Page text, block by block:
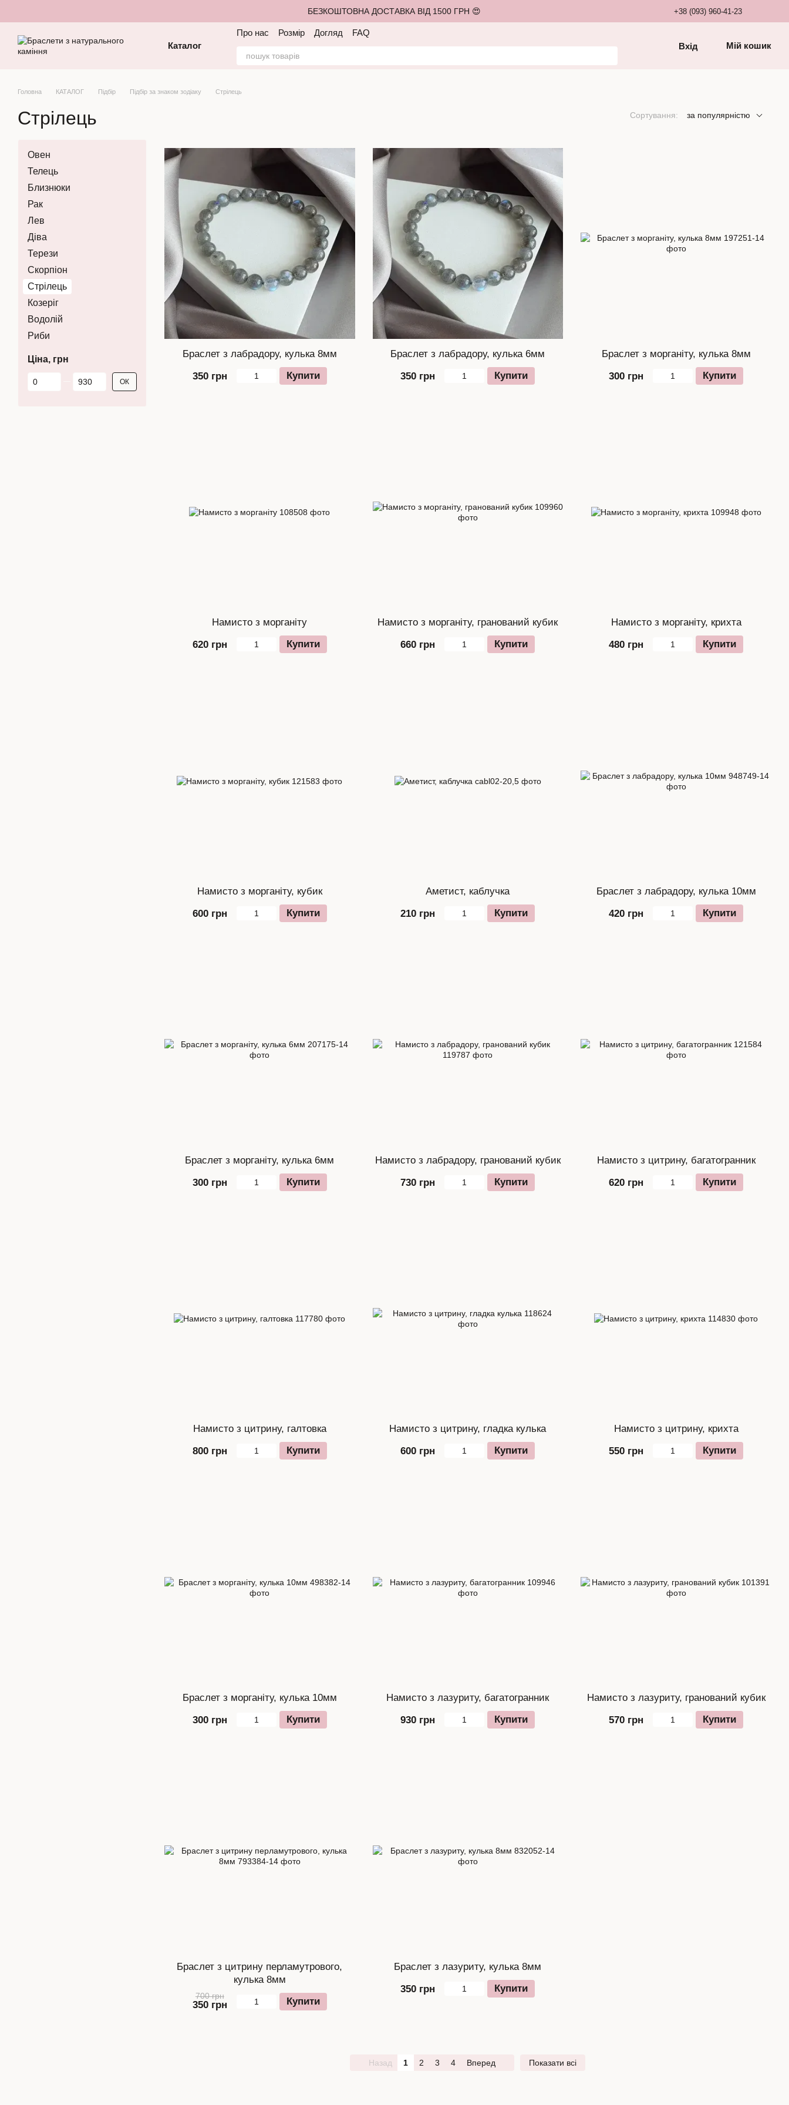
БЕЗКОШТОВНА ДОСТАВКА ВІД 1500 ГРН 😍 +38 (093) 960-41-23
Каталог
Про нас Розмір Догляд
FAQ
Вхід
Мій кошик
Головна КАТАЛОГ Підбір Підбір за знаком зодіаку Стрілець
Стрілець Сортування: за популярністю
Браслет з лабрадору, кулька 8мм
350 грн
Купити
Браслет з лабрадору, кулька 6мм
350 грн
Купити
Браслет з морганіту, кулька 8мм
300 грн
Купити
Намисто з морганіту
620 грн
Купити
Намисто з морганіту, гранований кубик
660 грн
Купити
Намисто з морганіту, крихта
480 грн
Купити
Намисто з морганіту, кубик
600 грн
Купити
Аметист, каблучка
210 грн
Купити
Браслет з лабрадору, кулька 10мм
420 грн
Купити
Браслет з морганіту, кулька 6мм
300 грн
Купити
Намисто з лабрадору, гранований кубик
730 грн
Купити
Намисто з цитрину, багатогранник
620 грн
Купити
Намисто з цитрину, галтовка
800 грн
Купити
Намисто з цитрину, гладка кулька
600 грн
Купити
Намисто з цитрину, крихта
550 грн
Купити
Браслет з морганіту, кулька 10мм
300 грн
Купити
Намисто з лазуриту, багатогранник
930 грн
Купити
Намисто з лазуриту, гранований кубик
570 грн
Купити
Браслет з цитрину перламутрового,
кулька 8мм
700 грн
350 грн Купити
Браслет з лазуриту, кулька 8мм
350 грн
Купити
Назад 1 2 3 4 Вперед Показати всі
Овен
Телець
Близнюки
Рак
Лев
Діва
Терези
Скорпіон
Стрілець
Козеріг
Водолій
Риби
Ціна, грн
Від Ціна, грн
До Ціна, грн ОК